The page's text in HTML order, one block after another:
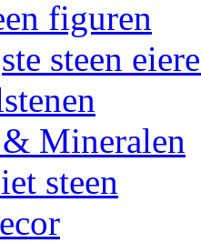
figuren
steen
Mineralen
steen